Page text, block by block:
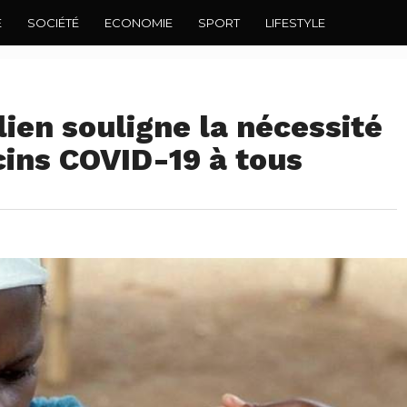
SOCIÉTÉ ECONOMIE SPORT LIFESTYLE
souligne la nécessité
COVID-19 à tous